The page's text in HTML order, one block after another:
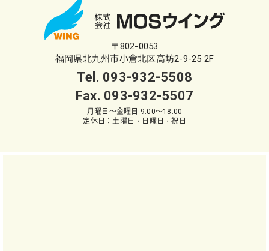
〒802-0053
福岡県北九州市小倉北区高坊2-9-25 2F
Tel. 093-932-5508
Fax. 093-932-5507
月曜日～金曜日 9:00～18:00
定休日：土曜日・日曜日・祝日